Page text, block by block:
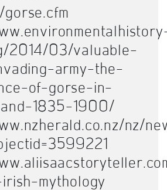
gorse.cfm
2014/03/valuable-
army-the-
of-gorse-in-
1835-1900/
nz/
mythology